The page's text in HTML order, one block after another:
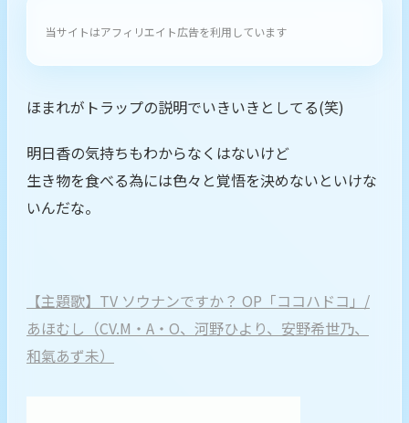
当サイトはアフィリエイト広告を利用しています
ほまれがトラップの説明でいきいきとしてる(笑)
明日香の気持ちもわからなくはないけど
生き物を食べる為には色々と覚悟を決めないといけな
いんだな。
【主題歌】TV ソウナンですか？ OP「ココハドコ」/
あほむし（CV.M・A・O、河野ひより、安野希世乃、
和氣あず未）